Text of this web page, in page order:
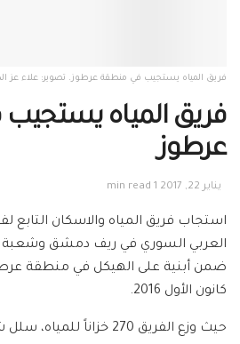
فريق المياه يستجيب في منطقة عرطوز. تصوير: علاء عز
فريق المياه
عرطوز
يناير 22, 2017 1 min read
استجاب فريق المياه والاسكان التابع
العربي السوري في ريف دمشق وشعبة
ضمن أبنية على الهيكل في منطقة
كانون الأول 2016.